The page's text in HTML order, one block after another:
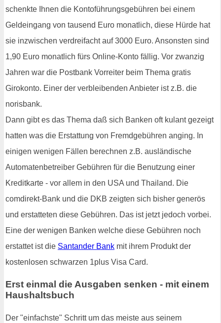
schenkte Ihnen die Kontoführungsgebühren bei einem
Geldeingang von tausend Euro monatlich, diese Hürde hat
sie inzwischen verdreifacht auf 3000 Euro. Ansonsten sind
1,90 Euro monatlich fürs Online-Konto fällig. Vor zwanzig
Jahren war die Postbank Vorreiter beim Thema gratis
Girokonto. Einer der verbleibenden Anbieter ist z.B. die
norisbank.
Dann gibt es das Thema daß sich Banken oft kulant gezeigt
hatten was die Erstattung von Fremdgebühren anging. In
einigen wenigen Fällen berechnen z.B. ausländische
Automatenbetreiber Gebühren für die Benutzung einer
Kreditkarte - vor allem in den USA und Thailand. Die
comdirekt-Bank und die DKB zeigten sich bisher generös
und erstatteten diese Gebühren. Das ist jetzt jedoch vorbei.
Eine der wenigen Banken welche diese Gebühren noch
erstattet ist die Santander Bank mit ihrem Produkt der
kostenlosen schwarzen 1plus Visa Card.
Erst einmal die Ausgaben senken - mit einem
Haushaltsbuch
Der "einfachste" Schritt um das meiste aus seinem